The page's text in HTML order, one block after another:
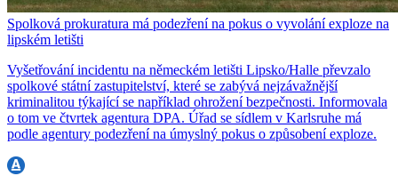
Spolková prokuratura má podezření na pokus o vyvolání exploze na
lipském letišti
Vyšetřování incidentu na německém letišti Lipsko/Halle převzalo
spolkové státní zastupitelství, které se zabývá nejzávažnější
kriminalitou týkající se například ohrožení bezpečnosti. Informovala
o tom ve čtvrtek agentura DPA. Úřad se sídlem v Karlsruhe má
podle agentury podezření na úmyslný pokus o způsobení exploze.